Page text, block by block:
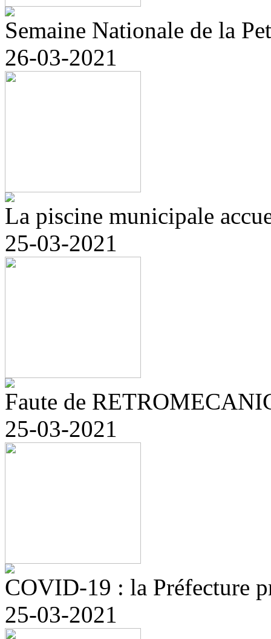
Semaine Nationale de la
26-03-2021
La piscine municipale
25-03-2021
Faute de
25-03-2021
COVID-19 : la Préfecture
25-03-2021